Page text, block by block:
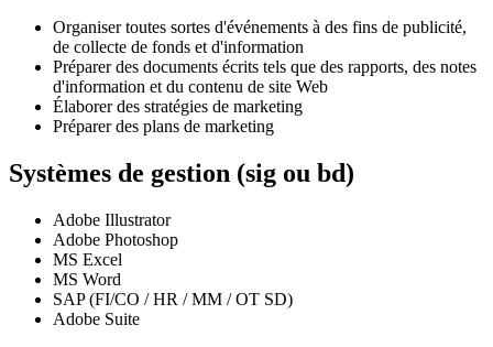
Organiser toutes sortes d'événements à des fins de publicité,
de collecte de fonds et d'information
Préparer des documents écrits tels que des rapports, des notes
d'information et du contenu de site Web
Élaborer des stratégies de marketing
Préparer des plans de marketing
Systèmes de gestion (sig ou bd)
Adobe Illustrator
Adobe Photoshop
MS Excel
MS Word
SAP (FI/CO / HR / MM / OT SD)
Adobe Suite